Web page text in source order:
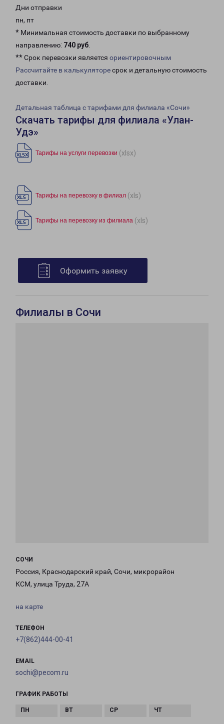
Дни отправки
пн, пт
* Минимальная стоимость доставки по выбранному
направлению: 740 руб.
** Срок перевозки является ориентировочным
Рассчитайте в калькуляторесрок и детальную стоимость
доставки.
Детальная таблица с тарифами для филиала «Сочи»
Скачать тарифы для филиала «Улан-
Удэ»
Тарифы на услуги перевозки (xlsx)
Тарифы на перевозку в филиал (xls)
Тарифы на перевозку из филиала (xls)
Оформить заявку
Филиалы в Сочи
СОЧИ
Россия, Краснодарский край, Сочи, микрорайон
КСМ, улица Труда, 27А
на карте
ТЕЛЕФОН
+7(862)444-00-41
EMAIL
sochi@pecom.ru
ГРАФИК РАБОТЫ